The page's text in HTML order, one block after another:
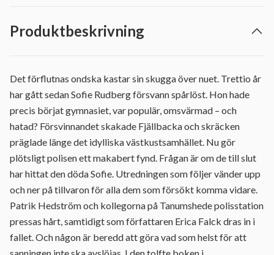
Produktbeskrivning
Det förflutnas ondska kastar sin skugga över nuet. Trettio år
har gått sedan Sofie Rudberg försvann spårlöst. Hon hade
precis börjat gymnasiet, var populär, omsvärmad – och
hatad? Försvinnandet skakade Fjällbacka och skräcken
präglade länge det idylliska västkustsamhället. Nu gör
plötsligt polisen ett makabert fynd. Frågan är om de till slut
har hittat den döda Sofie. Utredningen som följer vänder upp
och ner på tillvaron för alla dem som försökt komma vidare.
Patrik Hedström och kollegorna på Tanumshede polisstation
pressas hårt, samtidigt som författaren Erica Falck dras in i
fallet. Och någon är beredd att göra vad som helst för att